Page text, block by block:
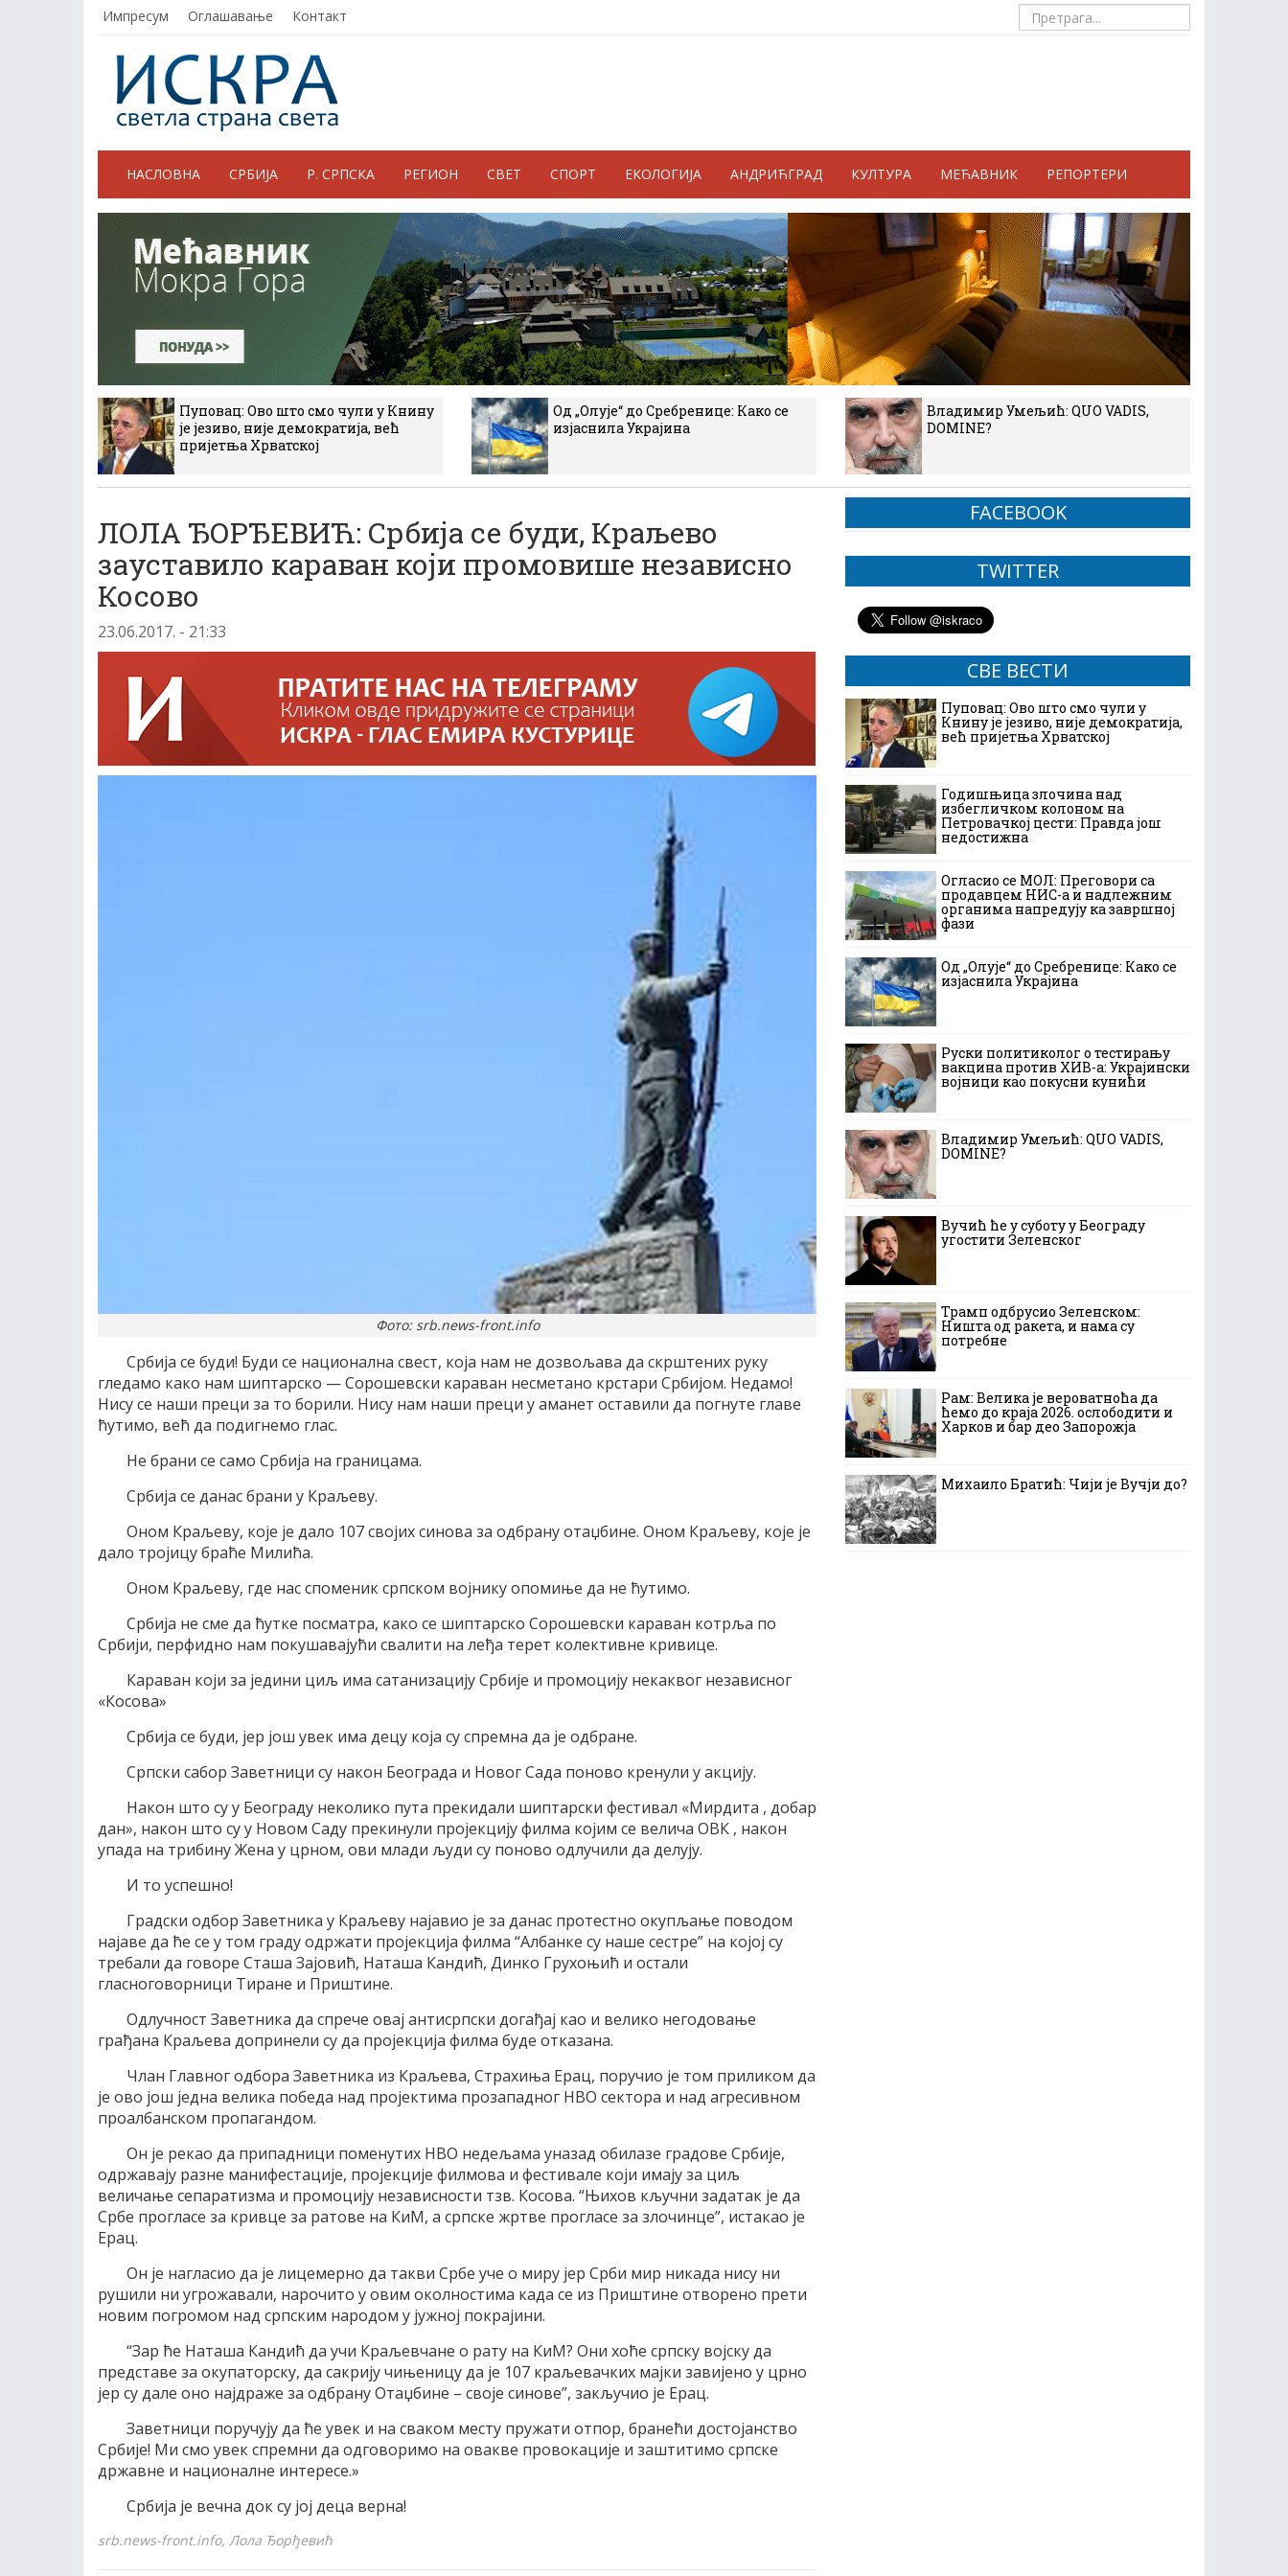
Импресум Оглашавање Контакт
НАСЛОВНА СРБИЈА Р. СРПСКА РЕГИОН СВЕТ СПОРТ ЕКОЛОГИЈА АНДРИЋГРАД КУЛТУРА МЕЋАВНИК РЕПОРТЕРИ
Пуповац: Ово што смо чули у Книну
је језиво, није демократија, већ
пријетња Хрватској
Од „Олује“ до Сребренице: Како се
изјаснила Украјина
Владимир Умељић: QUO VADIS,
DOMINE?
ЛОЛА ЂОРЂЕВИЋ: Србија се буди, Краљево
зауставило караван који промовише независно
Косово
23.06.2017. - 21:33
Фото: srb.news-front.info
Србија се буди! Буди се национална свест, која нам не дозвољава да скрштених руку
гледамо како нам шиптарско — Сорошевски караван несметано крстари Србијом. Недамо!
Нису се наши преци за то борили. Нису нам наши преци у аманет оставили да погнуте главе
ћутимо, већ да подигнемо глас.
Не брани се само Србија на границама.
Србија се данас брани у Краљеву.
Оном Краљеву, које је дало 107 својих синова за одбрану отаџбине. Оном Краљеву, које је
дало тројицу браће Милића.
Оном Краљеву, где нас споменик српском војнику опомиње да не ћутимо.
Србија не сме да ћутке посматра, како се шиптарско Сорошевски караван котрља по
Србији, перфидно нам покушавајући свалити на леђа терет колективне кривице.
Караван који за једини циљ има сатанизацију Србије и промоцију некаквог независног
«Косова»
Србија се буди, јер још увек има децу која су спремна да је одбране.
Српски сабор Заветници су након Београда и Новог Сада поново кренули у акцију.
Након што су у Београду неколико пута прекидали шиптарски фестивал «Мирдита , добар
дан», након што су у Новом Саду прекинули пројекцију филма којим се велича ОВК , након
упада на трибину Жена у црном, ови млади људи су поново одлучили да делују.
И то успешно!
Градски одбор Заветника у Краљеву најавио је за данас протестно окупљање поводом
најаве да ће се у том граду одржати пројекција филма “Албанке су наше сестре” на којој су
требали да говоре Сташа Зајовић, Наташа Кандић, Динко Грухоњић и остали
гласноговорници Тиране и Приштине.
Одлучност Заветника да спрече овај антисрпски догађај као и велико негодовање
грађана Краљева допринели су да пројекција филма буде отказана.
Члан Главног одбора Заветника из Краљева, Страхиња Ерац, поручио је том приликом да
је ово још једна велика победа над пројектима прозападног НВО сектора и над агресивном
проалбанском пропагандом.
Он је рекао да припадници поменутих НВО недељама уназад обилазе градове Србије,
одржавају разне манифестације, пројекције филмова и фестивале који имају за циљ
величање сепаратизма и промоцију независности тзв. Косова. “Њихов кључни задатак је да
Србе прогласе за кривце за ратове на КиМ, а српске жртве прогласе за злочинце”, истакао је
Ерац.
Он је нагласио да је лицемерно да такви Србе уче о миру јер Срби мир никада нису ни
рушили ни угрожавали, нарочито у овим околностима када се из Приштине отворено прети
новим погромом над српским народом у јужној покрајини.
“Зар ће Наташа Кандић да учи Краљевчане о рату на КиМ? Они хоће српску војску да
представе за окупаторску, да сакрију чињеницу да је 107 краљевачких мајки завијено у црно
јер су дале оно најдраже за одбрану Отаџбине – своје синове”, закључио је Ерац.
Заветници поручују да ће увек и на сваком месту пружати отпор, бранећи достојанство
Србије! Ми смо увек спремни да одговоримо на овакве провокације и заштитимо српске
државне и националне интересе.»
Србија је вечна док су јој деца верна!
srb.news-front.info, Лола Ђорђевић
FACEBOOK
TWITTER
СВЕ ВЕСТИ
Пуповац: Ово што смо чули у
Книну је језиво, није демократија,
већ пријетња Хрватској
Годишњица злочина над
избегличком колоном на
Петровачкој цести: Правда још
недостижна
Огласио се МОЛ: Преговори са
продавцем НИС-а и надлежним
органима напредују ка завршној
фази
Од „Олује“ до Сребренице: Како се
изјаснила Украјина
Руски политиколог о тестирању
вакцина против ХИВ-а: Украјински
војници као покусни кунићи
Владимир Умељић: QUO VADIS,
DOMINE?
Вучић ће у суботу у Београду
угостити Зеленског
Трамп одбрусио Зеленском:
Ништа од ракета, и нама су
потребне
Рам: Велика је вероватноћа да
ћемо до краја 2026. ослободити и
Харков и бар део Запорожја
Михаило Братић: Чији је Вучји до?